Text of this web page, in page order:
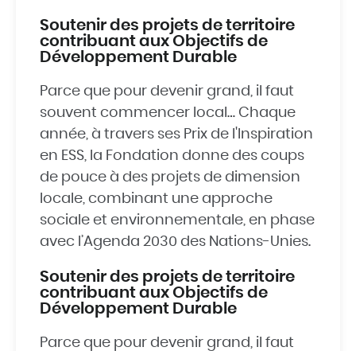
Soutenir des projets de territoire
contribuant aux Objectifs de
Développement Durable
Parce que pour devenir grand, il faut
souvent commencer local… Chaque
année, à travers ses Prix de l'Inspiration
en ESS, la Fondation donne des coups
de pouce à des projets de dimension
locale, combinant une approche
sociale et environnementale, en phase
avec l’Agenda 2030 des Nations-Unies.
Soutenir des projets de territoire
contribuant aux Objectifs de
Développement Durable
Parce que pour devenir grand, il faut